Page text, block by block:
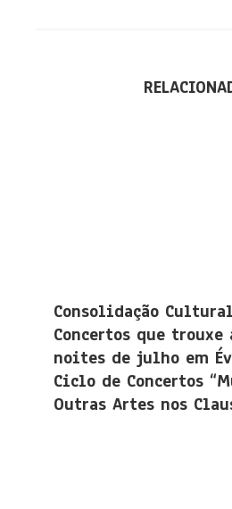
Consolidação
Concertos que trouxe
noites de julho em
Ciclo de Concertos
Outras Artes nos